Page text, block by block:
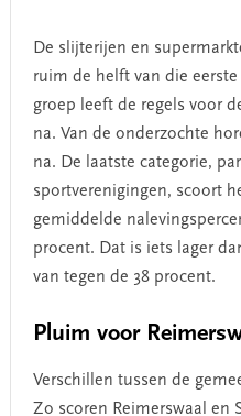
De slijterijen en
ruim de helft van die
groep leeft de regels voor
na. Van de onderzochte
na. De laatste categorie,
sportverenigingen, scoort
gemiddelde
procent. Dat is iets lager
van tegen de 38 procent.
Pluim voor
Verschillen tussen de
Zo scoren Reimerswaal en